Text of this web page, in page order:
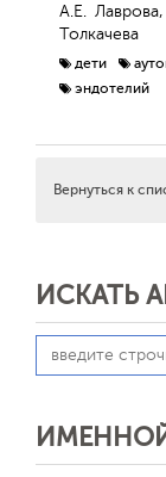
А.Е.
Толкачева
дети
эндотелий
Вернуться к
ИСКАТЬ